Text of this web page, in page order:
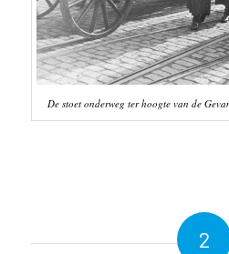
De stoet onderweg ter hoogte van de
2